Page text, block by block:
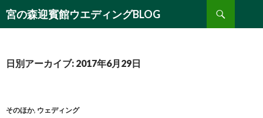
宮の森迎賓館ウエディングBLOG
検
索
ン
動
日別アーカイブ: 2017年6月29日
そのほか, ウェディング